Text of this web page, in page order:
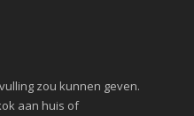
zou kunnen geven.
aan huis of